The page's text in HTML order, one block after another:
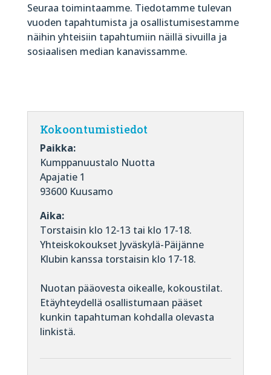
Seuraa toimintaamme. Tiedotamme tulevan
vuoden tapahtumista ja osallistumisestamme
näihin yhteisiin tapahtumiin näillä sivuilla ja
sosiaalisen median kanavissamme.
Kokoontumistiedot
Paikka:
Kumppanuustalo Nuotta
Apajatie 1
93600 Kuusamo
Aika:
Torstaisin klo 12-13 tai klo 17-18.
Yhteiskokoukset Jyväskylä-Päijänne
Klubin kanssa torstaisin klo 17-18.
Nuotan pääovesta oikealle, kokoustilat.
Etäyhteydellä osallistumaan pääset
kunkin tapahtuman kohdalla olevasta
linkistä.